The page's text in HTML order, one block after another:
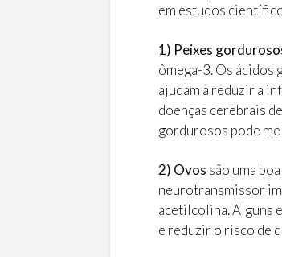
em estudos
1) Peixes
ômega-3. Os ácidos
ajudam a reduzir a
doenças cerebrais
gordurosos pode
2) Ovos são uma
neurotransmissor
acetilcolina. Alguns
e reduzir o risco de